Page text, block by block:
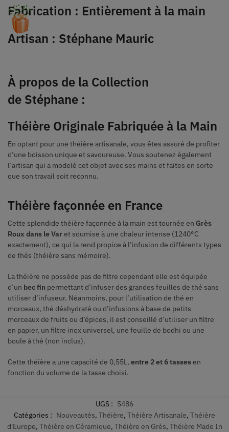
Fabrication : Entièrement à la main
Artisan : Stéphane Mauric
À propos de la Collection
de Stéphane :
Théière Originale Fabriquée à la Main
En optant pour une théière artisanale, vous êtes assuré de profiter
d’une boisson unique et savoureuse. Vous soutenez également
l’artisan qui a modelé cet objet avec ses mains et faites en sorte
que son travail soit reconnu.
Théière façonnée en France
Cette splendide théière façonnée à la main est tournée en Grès
Roux dans le Var et soumise à une chaleur intense (1240°C
exactement), ce qui la rend propice à l’infusion de différents types
de thés (théière sans mémoire).
La théière ne possède pas de filtre cependant elle est équipée
d’un bec fin permettant d’infuser des grandes feuilles de thé sans
utiliser d’infuseur. Néanmoins, pour l’utilisation de thé en
morceaux, thé déshydraté ou d’infusions à base de petits
morceaux de fruits ou d’épices, il est conseillé d’utiliser un filtre
en papier, un filtre inox universel, une feuille de bodhi ou une
boule à thé (non inclus).
Cette théière a une capacité de 0,55L, entre 2 et 6 tassesen
fonction du volume de la tasse choisi.
UGS : 5486
Catégories : Nouveautés, Théière, Théière Artisanale, Théière
d'Europe, Théière en Céramique, Théière en Grès, Théière Made In